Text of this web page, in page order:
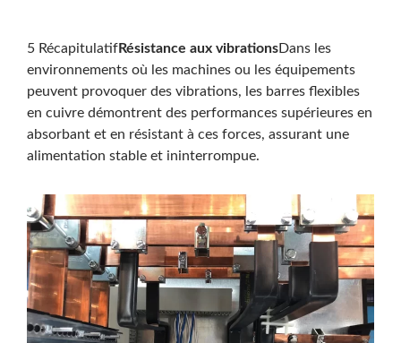
5 RécapitulatifRésistance aux vibrationsDans les
environnements où les machines ou les équipements
peuvent provoquer des vibrations, les barres flexibles
en cuivre démontrent des performances supérieures en
absorbant et en résistant à ces forces, assurant une
alimentation stable et ininterrompue.